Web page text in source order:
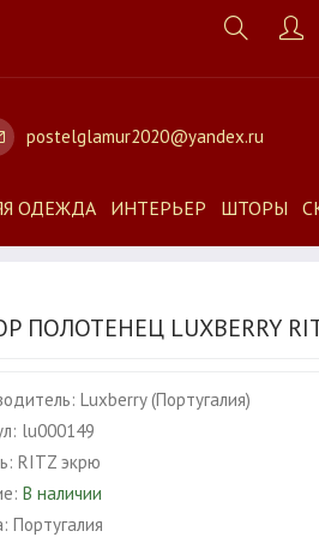
postelglamur2020@yandex.ru
ОДЕЖДА ИНТЕРЬЕР ШТОРЫ
ПОЛОТЕНЕЦ LUXBERRY
Luxberry (Португалия)
lu000149
RITZ экрю
В наличии
Португалия